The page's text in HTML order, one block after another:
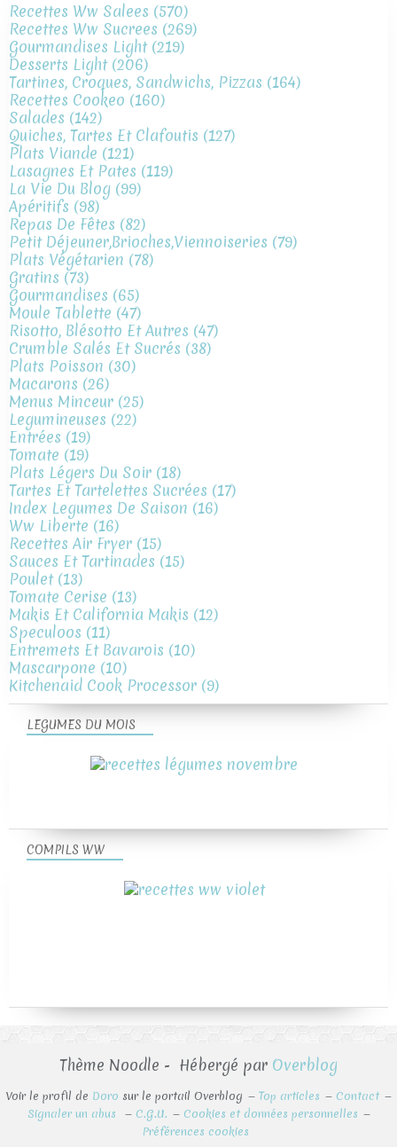
Recettes Ww Salees (570)
Recettes Ww Sucrees (269)
Gourmandises Light(219)
Desserts Light(206)
Tartines, Croques, Sandwichs, Pizzas (164)
Recettes Cookeo (160)
Salades (142)
Quiches, Tartes Et Clafoutis (127)
Plats Viande (121)
Lasagnes Et Pates (119)
La Vie Du Blog (99)
Apéritifs (98)
Repas De Fêtes (82)
Petit Déjeuner,brioches,viennoiseries (79)
Plats Végétarien (78)
Gratins (73)
Gourmandises (65)
Moule Tablette (47)
Risotto, Blésotto Et Autres (47)
Crumble Salés Et Sucrés (38)
Plats Poisson (30)
Macarons (26)
Menus Minceur (25)
Legumineuses (22)
Entrées (19)
Tomate (19)
Plats Légers Du Soir (18)
Tartes Et Tartelettes Sucrées (17)
Index Legumes De Saison (16)
Ww Liberte (16)
Recettes Air Fryer (15)
Sauces Et Tartinades (15)
Poulet(13)
Tomate Cerise (13)
Makis Et California Makis (12)
Speculoos (11)
Entremets Et Bavarois (10)
Mascarpone (10)
Kitchenaid Cook Processor (9)
LEGUMES DU MOIS
COMPILS WW
Thème Noodle - Hébergé par Overblog
Voir le profil de Doro sur le portail Overblog Top articles
Contact
Signaler un abus
C.G.U.
Cookies et données personnelles
Préférences cookies